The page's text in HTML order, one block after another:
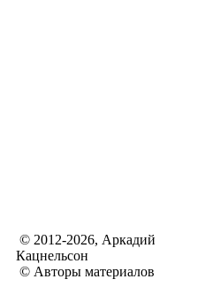
© 2012-2026, Аркадий
Кацнельсон
© Авторы материалов